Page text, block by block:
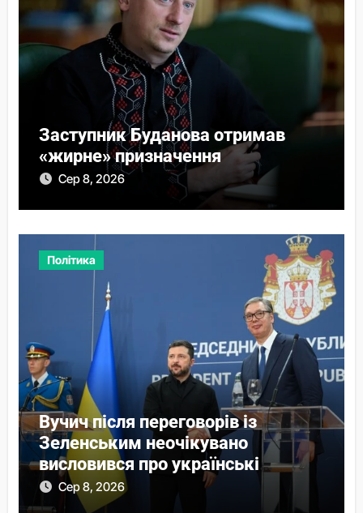
Заступник Буданова отримав
«жирне» призначення
Сер 8, 2026
Політика
Вучич після переговорів із
Зеленським неочікувано
висловився про українські
території
Сер 8, 2026